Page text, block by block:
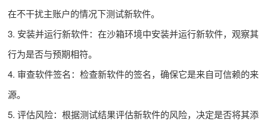
在不干扰主账户的情况下测试新软件。
3. 安装并运行新软件：在沙箱环境中安装并运行新软件，观察其
行为是否与预期相符。
4. 审查软件签名：检查新软件的签名，确保它是来自可信赖的来
源。
5. 评估风险：根据测试结果评估新软件的风险，决定是否将其添